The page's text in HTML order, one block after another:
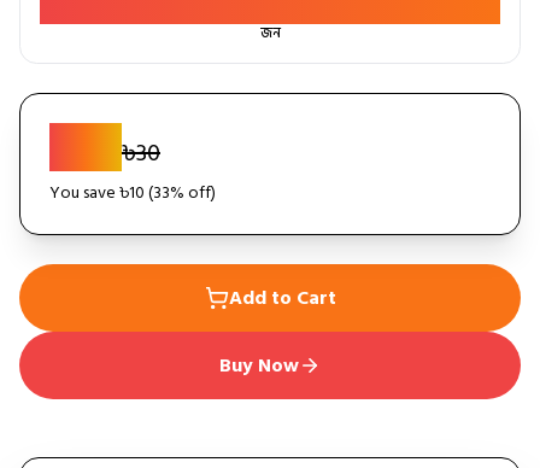
জন
৳20৳30
You save ৳10(33% off)
Add to Cart
Buy Now